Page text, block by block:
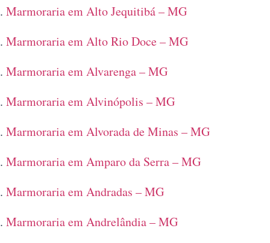
Marmoraria em Alto Jequitibá – MG
Marmoraria em Alto Rio Doce – MG
Marmoraria em Alvarenga – MG
Marmoraria em Alvinópolis – MG
Marmoraria em Alvorada de Minas – MG
Marmoraria em Amparo da Serra – MG
Marmoraria em Andradas – MG
Marmoraria em Andrelândia – MG